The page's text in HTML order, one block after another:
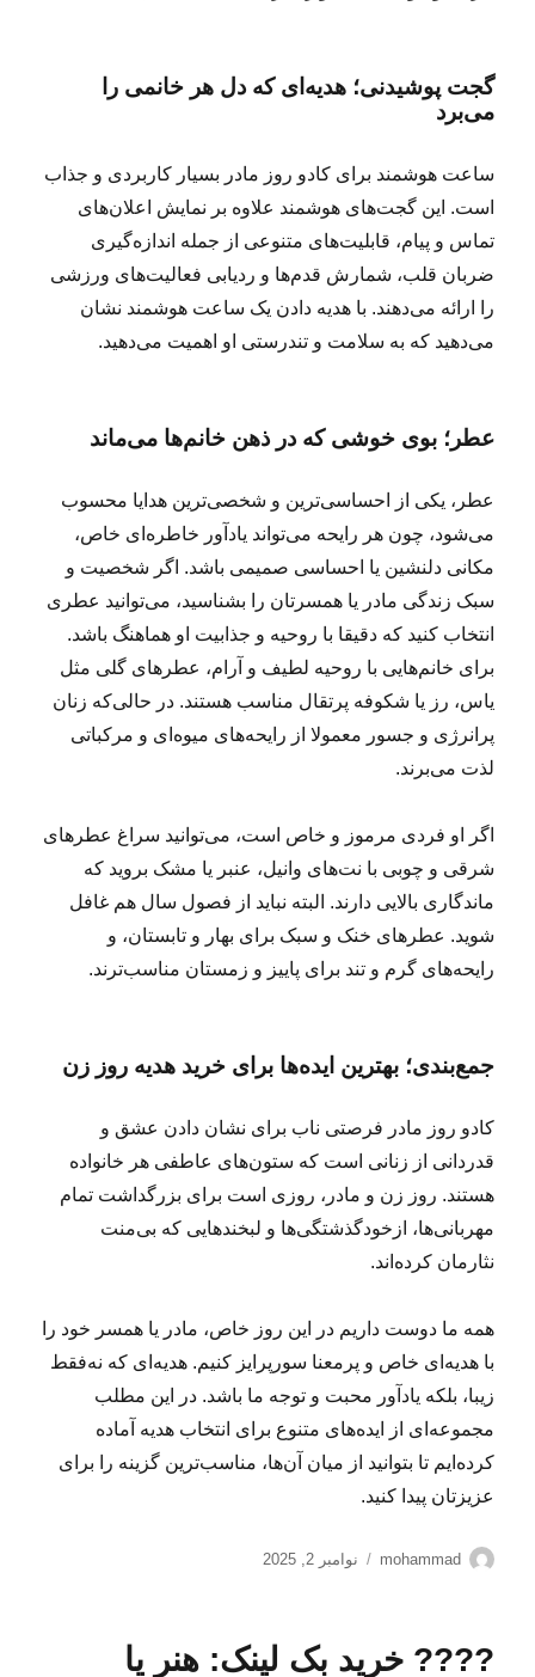
گجت پوشیدنی؛ هدیه‌ای که دل هر خانمی را
می‌برد
ساعت هوشمند برای کادو روز مادر بسیار کاربردی و جذاب
است. این گجت‌های هوشمند علاوه بر نمایش اعلان‌های
تماس و پیام، قابلیت‌های متنوعی از جمله اندازه‌گیری
ضربان قلب، شمارش قدم‌ها و ردیابی فعالیت‌های ورزشی
را ارائه می‌دهند. با هدیه دادن یک ساعت هوشمند نشان
می‌دهید که به سلامت و تندرستی او اهمیت می‌دهید.
عطر؛ بوی خوشی که در ذهن خانم‌ها می‌ماند
عطر، یکی از احساسی‌ترین و شخصی‌ترین هدایا محسوب
می‌شود، چون هر رایحه می‌تواند یادآور خاطره‌ای خاص،
مکانی دلنشین یا احساسی صمیمی باشد. اگر شخصیت و
سبک زندگی مادر یا همسرتان را بشناسید، می‌توانید عطری
انتخاب کنید که دقیقا با روحیه و جذابیت او هماهنگ باشد.
برای خانم‌هایی با روحیه لطیف و آرام، عطرهای گلی مثل
یاس، رز یا شکوفه پرتقال مناسب هستند. در حالی‌که زنان
پرانرژی و جسور معمولا از رایحه‌های میوه‌ای و مرکباتی
لذت می‌برند.
اگر او فردی مرموز و خاص است، می‌توانید سراغ عطرهای
شرقی و چوبی با نت‌های وانیل، عنبر یا مشک بروید که
ماندگاری بالایی دارند. البته نباید از فصول سال هم غافل
شوید. عطرهای خنک و سبک برای بهار و تابستان، و
رایحه‌های گرم و تند برای پاییز و زمستان مناسب‌ترند.
جمع‌بندی؛ بهترین ایده‌ها برای خرید هدیه روز زن
کادو روز مادر فرصتی ناب برای نشان دادن عشق و
قدردانی از زنانی است که ستون‌های عاطفی هر خانواده
هستند. روز زن و مادر، روزی است برای بزرگداشت تمام
مهربانی‌ها، ازخودگذشتگی‌ها و لبخندهایی که بی‌منت
نثارمان کرده‌اند.
همه ما دوست داریم در این روز خاص، مادر یا همسر خود را
با هدیه‌ای خاص و پرمعنا سورپرایز کنیم. هدیه‌ای که نه‌فقط
زیبا، بلکه یادآور محبت و توجه ما باشد. در این مطلب
مجموعه‌ای از ایده‌های متنوع برای انتخاب هدیه آماده
کرده‌ایم تا بتوانید از میان آن‌ها، مناسب‌ترین گزینه را برای
عزیزتان پیدا کنید.
نویسنده
mohammad
ارسال
نوامبر 2, 2025
???? خرید بک لینک: هنر یا